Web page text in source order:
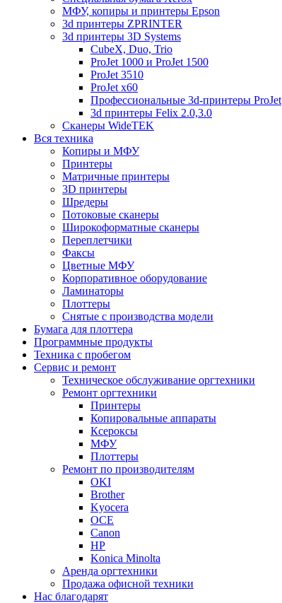
МФУ, копиры и принтеры Epson
3d принтеры ZPRINTER
3d принтеры 3D Systems
CubeX, Duo, Trio
ProJet 1000 и ProJet 1500
ProJet 3510
ProJet x60
Профессиональные 3d-принтеры ProJet
3d принтеры Felix 2.0,3.0
Сканеры WideTEK
Вся техника
Копиры и МФУ
Принтеры
Матричные принтеры
3D принтеры
Шредеры
Потоковые сканеры
Широкоформатные сканеры
Переплетчики
Факсы
Цветные МФУ
Корпоративное оборудование
Ламинаторы
Плоттеры
Снятые с производства модели
Бумага для плоттера
Программные продукты
Техника с пробегом
Сервис и ремонт
Техническое обслуживание оргтехники
Ремонт оргтехники
Принтеры
Копировальные аппараты
Ксероксы
МФУ
Плоттеры
Ремонт по производителям
OKI
Brother
Kyocera
OCE
Canon
HP
Konica Minolta
Аренда оргтехники
Продажа офисной техники
Нас благодарят